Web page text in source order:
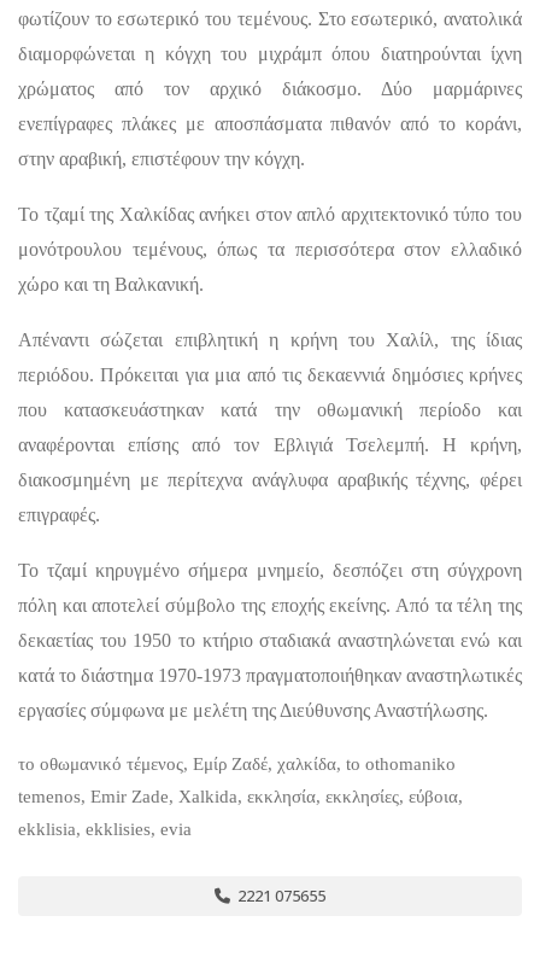
φωτίζουν το εσωτερικό του τεμένους. Στο εσωτερικό, ανατολικά
διαμορφώνεται η κόγχη του μιχράμπ όπου διατηρούνται ίχνη
χρώματος από τον αρχικό διάκοσμο. Δύο μαρμάρινες
ενεπίγραφες πλάκες με αποσπάσματα πιθανόν από το κοράνι,
στην αραβική, επιστέφουν την κόγχη.
Το τζαμί της Χαλκίδας ανήκει στον απλό αρχιτεκτονικό τύπο του
μονότρουλου τεμένους, όπως τα περισσότερα στον ελλαδικό
χώρο και τη Βαλκανική.
Απέναντι σώζεται επιβλητική η κρήνη του Χαλίλ, της ίδιας
περιόδου. Πρόκειται για μια από τις δεκαεννιά δημόσιες κρήνες
που κατασκευάστηκαν κατά την οθωμανική περίοδο και
αναφέρονται επίσης από τον Εβλιγιά Τσελεμπή. Η κρήνη,
διακοσμημένη με περίτεχνα ανάγλυφα αραβικής τέχνης, φέρει
επιγραφές.
To τζαμί κηρυγμένο σήμερα μνημείο, δεσπόζει στη σύγχρονη
πόλη και αποτελεί σύμβολο της εποχής εκείνης. Από τα τέλη της
δεκαετίας του 1950 το κτήριο σταδιακά αναστηλώνεται ενώ και
κατά το διάστημα 1970-1973 πραγματοποιήθηκαν αναστηλωτικές
εργασίες σύμφωνα με μελέτη της Διεύθυνσης Αναστήλωσης.
το οθωμανικό τέμενος, Εμίρ Ζαδέ, χαλκίδα, to othomaniko
temenos, Emir Zade, Xalkida, εκκλησία, εκκλησίες, εύβοια,
ekklisia, ekklisies, evia
2221 075655